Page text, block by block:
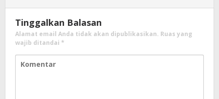
Tinggalkan Balasan
Alamat email Anda tidak akan dipublikasikan. Ruas yang
wajib ditandai *